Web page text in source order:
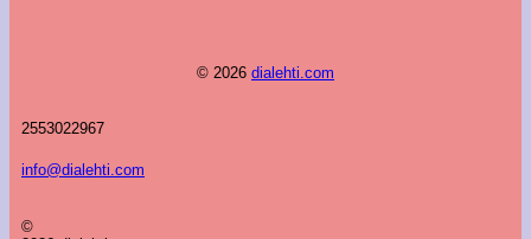
© 2026 dialehti.com
2553022967
info@dialehti.com
©